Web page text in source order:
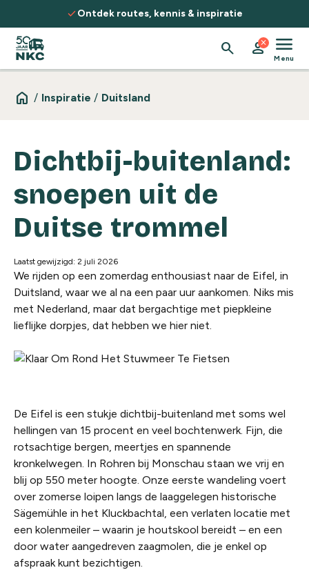
Spring naar de inhoud
checkOntdek routes, kennis & inspiratie
search person
close menu
Menu
home / Inspiratie / Duitsland
Dichtbij-buitenland:
snoepen uit de
Duitse trommel
Laatst gewijzigd: 2 juli 2026
We rijden op een zomerdag enthousiast naar de Eifel, in
Duitsland, waar we al na een paar uur aankomen. Niks mis
met Nederland, maar dat bergachtige met piepkleine
lieflijke dorpjes, dat hebben we hier niet.
De Eifel is een stukje dichtbij-buitenland met soms wel
hellingen van 15 procent en veel bochtenwerk. Fijn, die
rotsachtige bergen, meertjes en spannende
kronkelwegen. In Rohren bij Monschau staan we vrij en
blij op 550 meter hoogte. Onze eerste wandeling voert
over zomerse loipen langs de laaggelegen historische
Sägemühle in het Kluckbachtal, een verlaten locatie met
een kolenmeiler – waarin je houtskool bereidt – en een
door water aangedreven zaagmolen, die je enkel op
afspraak kunt bezichtigen.